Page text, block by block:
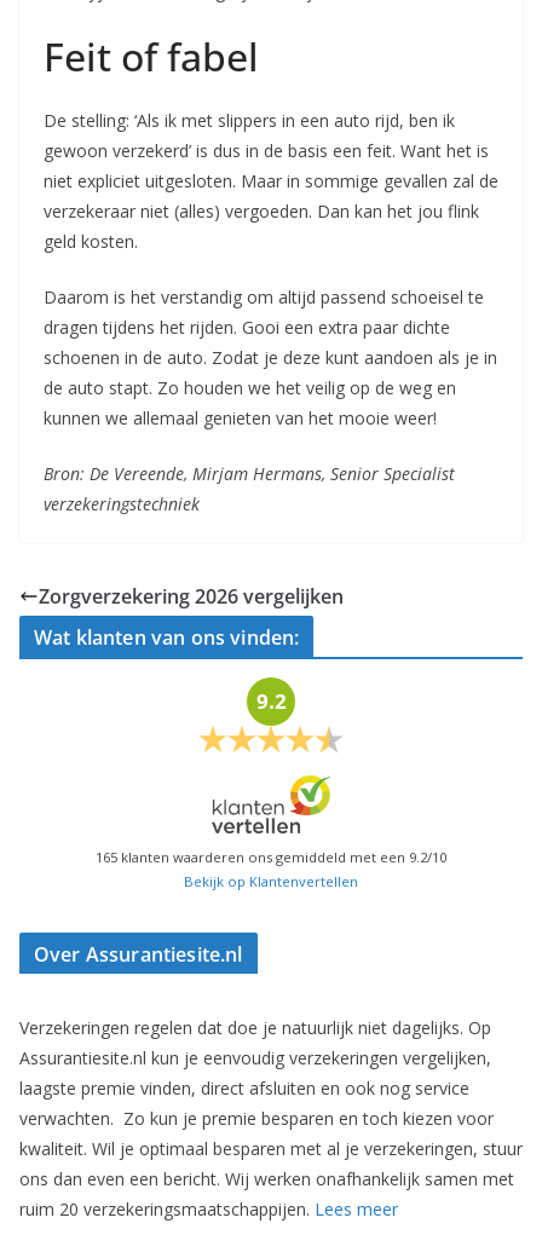
Feit of fabel
De stelling: ‘Als ik met slippers in een auto rijd, ben ik
gewoon verzekerd’ is dus in de basis een feit. Want het is
niet expliciet uitgesloten. Maar in sommige gevallen zal de
verzekeraar niet (alles) vergoeden. Dan kan het jou flink
geld kosten.
Daarom is het verstandig om altijd passend schoeisel te
dragen tijdens het rijden. Gooi een extra paar dichte
schoenen in de auto. Zodat je deze kunt aandoen als je in
de auto stapt. Zo houden we het veilig op de weg en
kunnen we allemaal genieten van het mooie weer!
Bron: De Vereende, Mirjam Hermans, Senior Specialist
verzekeringstechniek
Zorgverzekering 2026 vergelijken
Wat klanten van ons vinden:
9.2
165 klanten waarderen ons gemiddeld met een 9.2/10
Bekijk op Klantenvertellen
Over Assurantiesite.nl
Verzekeringen regelen dat doe je natuurlijk niet dagelijks. Op
Assurantiesite.nl kun je eenvoudig verzekeringen vergelijken,
laagste premie vinden, direct afsluiten en ook nog service
verwachten. Zo kun je premie besparen en toch kiezen voor
kwaliteit. Wil je optimaal besparen met al je verzekeringen, stuur
ons dan even een bericht. Wij werken onafhankelijk samen met
ruim 20 verzekeringsmaatschappijen. Lees meer